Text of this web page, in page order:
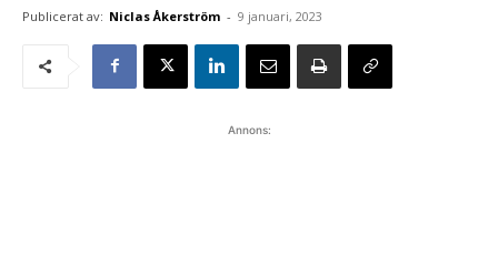
Publicerat av: Niclas Åkerström - 9 januari, 2023
Annons: